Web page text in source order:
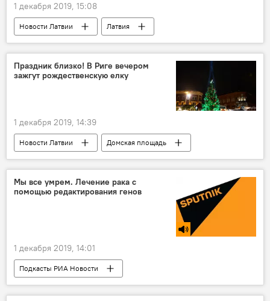
1 декабря 2019, 15:08
Новости Латвии Латвия
Праздник близко! В Риге вечером
зажгут рождественскую елку
1 декабря 2019, 14:39
Новости Латвии
Домская площадь
Рига
Рождество в Риге
рождественская ель
Мы все умрем. Лечение рака с
помощью редактирования генов
1 декабря 2019, 14:01
Подкасты РИА Новости
Радио Sputnik Латвия
здоровье